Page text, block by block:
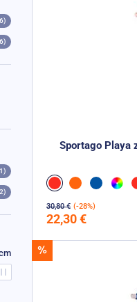
Sportago Playa
30,80 € (-28%)
22,30 €